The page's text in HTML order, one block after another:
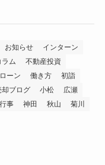
お知らせ
インターン
ム
不動産投資
ーン 働き方
初詣
却ブログ 小松
広瀬
事 神田 秋山
菊川